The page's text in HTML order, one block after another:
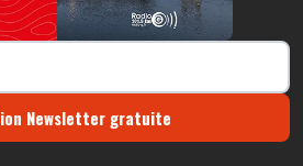
Newsletter gratuite